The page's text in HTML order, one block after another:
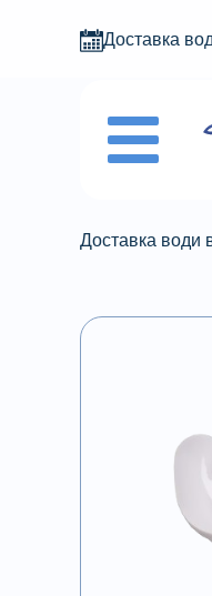
Доставка
Доставка води